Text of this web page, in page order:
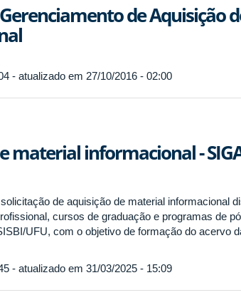
de Aquisição
- atualizado em 27/10/2016 - 02:00
material informacional -
de aquisição de material informacional
cursos de graduação e programas de
UFU, com o objetivo de formação do acervo
- atualizado em 31/03/2025 - 15:09